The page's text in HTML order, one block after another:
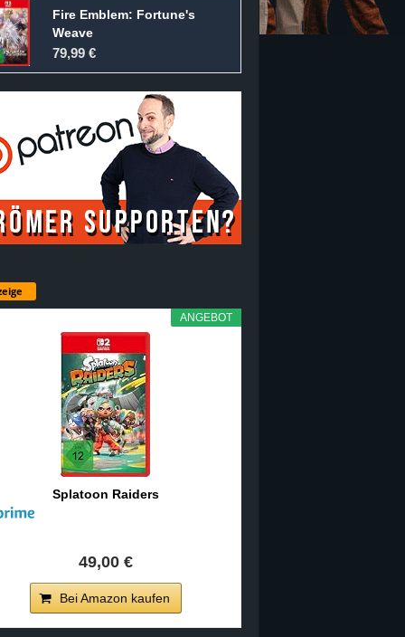
Fire Emblem: Fortune's
Weave
79,99 €
ANGEBOT
Splatoon Raiders
49,00 €
Bei Amazon kaufen